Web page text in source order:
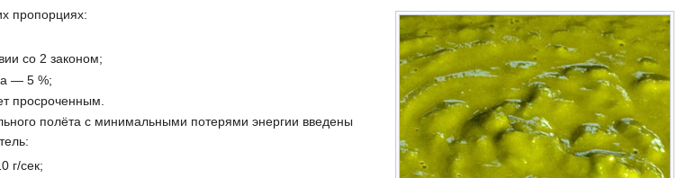
пропорциях:
со 2 законом;
— 5 %;
просроченным.
полёта с минимальными потерями энергии введены
г/сек;